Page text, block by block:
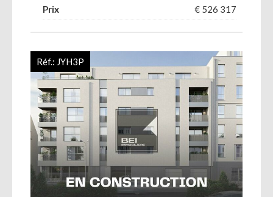
Prix € 526 317
Réf.: JYH3P